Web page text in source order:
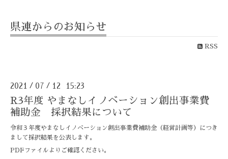
県連からのお知らせ
RSS
2021 / 07 / 12 15:23
R3年度 やまなしイノベーション創出事業費
補助金 採択結果について
令和３年度やまなしイノベーション創出事業費補助金（経営計画等）につき
まして採択結果を公表します。
PDFファイルよりご確認ください。